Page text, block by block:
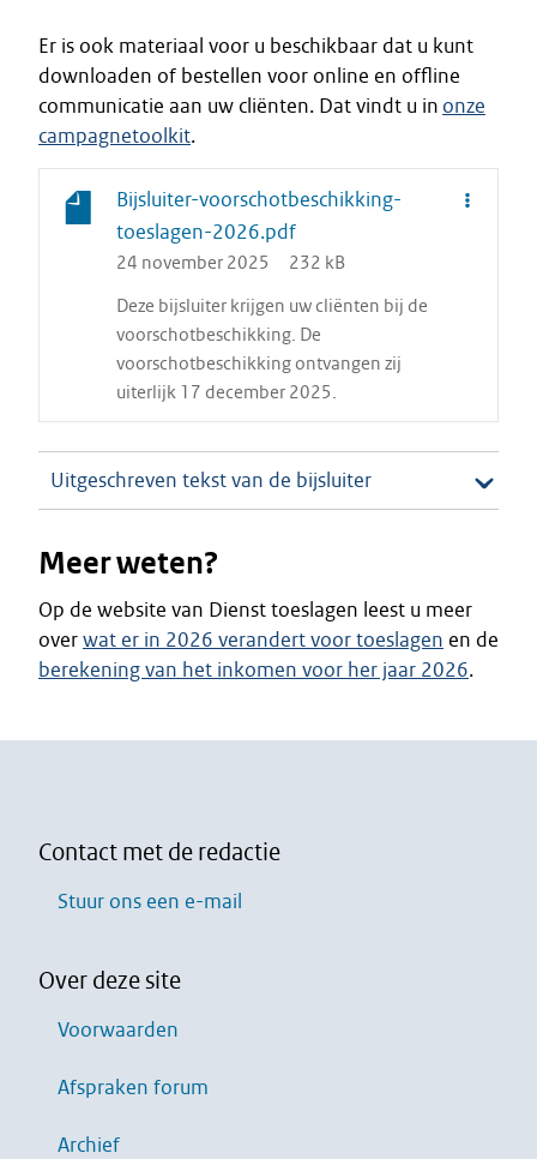
Er is ook materiaal voor u beschikbaar dat u kunt
downloaden of bestellen voor online en offline
communicatie aan uw cliënten. Dat vindt u in onze
campagnetoolkit.
Bijsluiter-voorschotbeschikking-
toeslagen-2026.pdf
24 november 2025
232 kB
Deze bijsluiter krijgen uw cliënten bij de
voorschotbeschikking. De
voorschotbeschikking ontvangen zij
uiterlijk 17 december 2025.
Uitgeschreven tekst van de bijsluiter
Meer weten?
Op de website van Dienst toeslagen leest u meer
overwat er in 2026 verandert voor toeslagen en de
berekening van het inkomen voor her jaar 2026.
Contact met de redactie
Stuur ons een e-mail
Over deze site
Voorwaarden
Afspraken forum
Archief